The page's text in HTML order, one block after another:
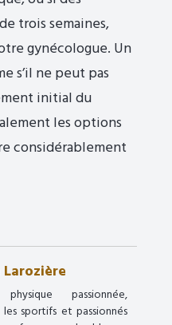
trois semaines,
gynécologue. Un
s’il ne peut pas
initial du
les options
considérablement
passionnée,
les sportifs et passionnés